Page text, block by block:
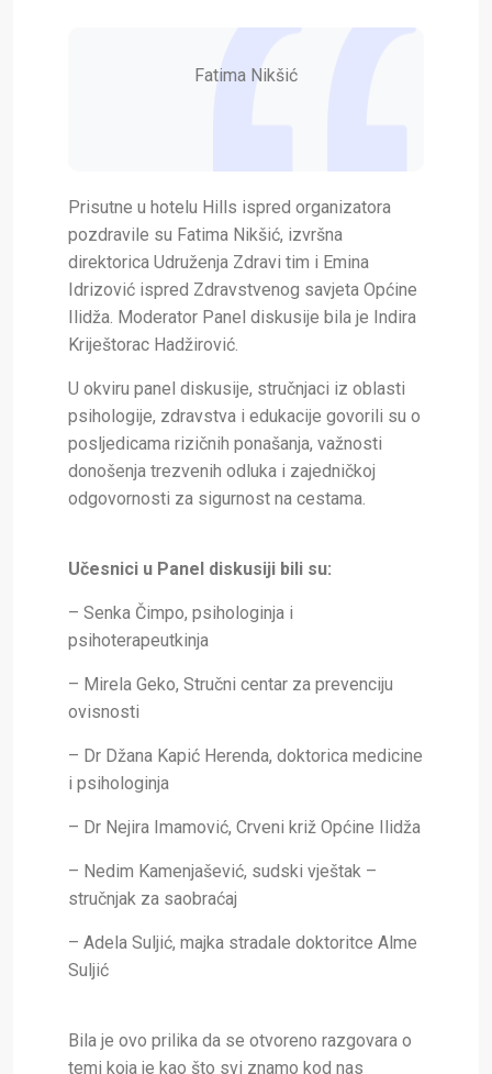
Fatima Nikšić
Prisutne u hotelu Hills ispred organizatora
pozdravile su Fatima Nikšić, izvršna
direktorica Udruženja Zdravi tim i Emina
Idrizović ispred Zdravstvenog savjeta Općine
Ilidža. Moderator Panel diskusije bila je Indira
Kriještorac Hadžirović.
U okviru panel diskusije, stručnjaci iz oblasti
psihologije, zdravstva i edukacije govorili su o
posljedicama rizičnih ponašanja, važnosti
donošenja trezvenih odluka i zajedničkoj
odgovornosti za sigurnost na cestama.
Učesnici u Panel diskusiji bili su:
– Senka Čimpo, psihologinja i
psihoterapeutkinja
– Mirela Geko, Stručni centar za prevenciju
ovisnosti
– Dr Džana Kapić Herenda, doktorica medicine
i psihologinja
– Dr Nejira Imamović, Crveni križ Općine Ilidža
– Nedim Kamenjašević, sudski vještak –
stručnjak za saobraćaj
– Adela Suljić, majka stradale doktoritce Alme
Suljić
Bila je ovo prilika da se otvoreno razgovara o
temi koja je kao što svi znamo kod nas